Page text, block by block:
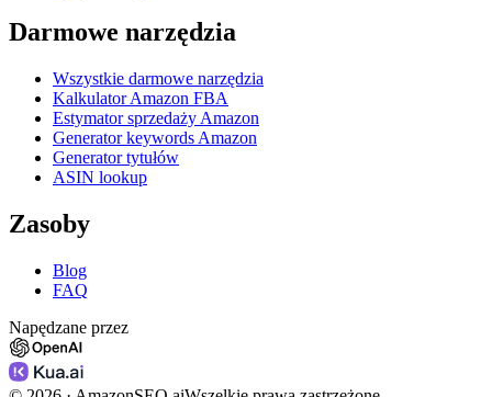
Darmowe narzędzia
Wszystkie darmowe narzędzia
Kalkulator Amazon FBA
Estymator sprzedaży Amazon
Generator keywords Amazon
Generator tytułów
ASIN lookup
Zasoby
Blog
FAQ
Napędzane przez